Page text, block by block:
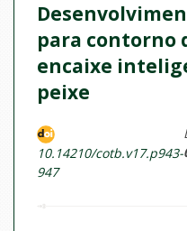
para contorno
encaixe
peixe
10.14210/cotb.v17.p943-
947